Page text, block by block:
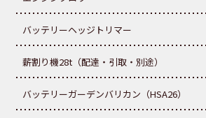
バッテリーヘッジトリマー
薪割り機28t（配達・引取・別途）
バッテリーガーデンバリカン（HSA26）